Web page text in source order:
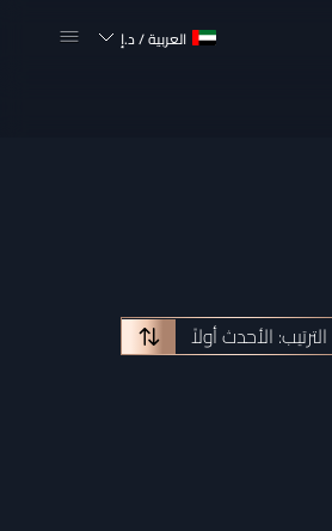
العربية/د.إ
الترتيب: الأحدث أولاً